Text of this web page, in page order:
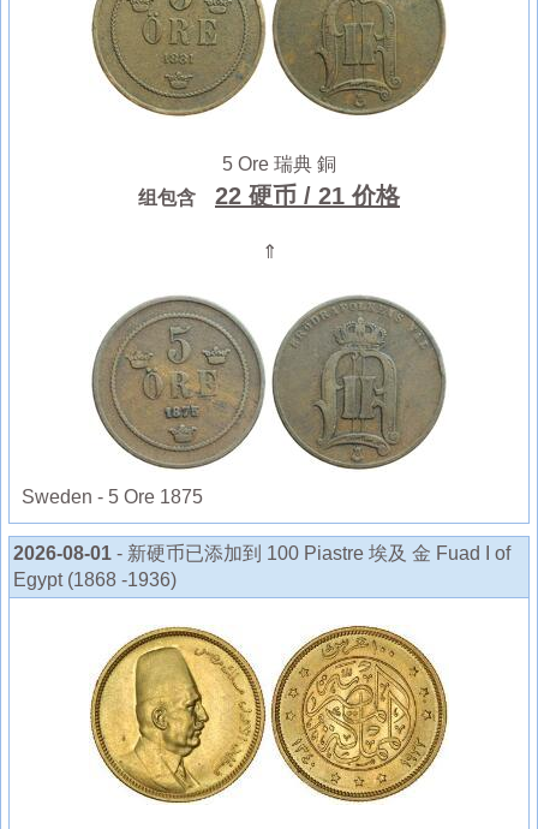
5 Ore 瑞典 銅
组包含
22 硬币 / 21 价格
⇑
Sweden - 5 Ore 1875
2026-08-01 - 新硬币已添加到 100 Piastre 埃及 金 Fuad I of
Egypt (1868 -1936)